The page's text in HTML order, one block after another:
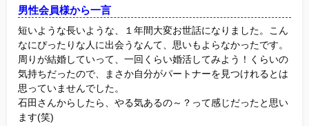
男性会員様から一言
短いような長いような、１年間大変お世話になりました。こん
なにぴったりな人に出会うなんて、思いもよらなかったです。
周りが結婚していって、一回くらい婚活してみよう！くらいの
気持ちだったので、まさか自分がパートナーを見つけれるとは
思っていませんでした。
石田さんからしたら、やる気あるの～？って感じだったと思い
ます(笑)